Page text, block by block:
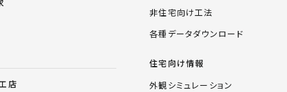
店
非住宅向け工法
各種データダウンロード
住宅向け情報
外観シミュレーション